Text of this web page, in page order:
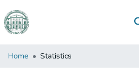
Communities
Home Statistics